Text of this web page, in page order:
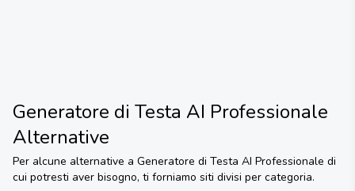
Generatore di Testa AI Professionale
Alternative
Per alcune alternative a Generatore di Testa AI Professionale di
cui potresti aver bisogno, ti forniamo siti divisi per categoria.